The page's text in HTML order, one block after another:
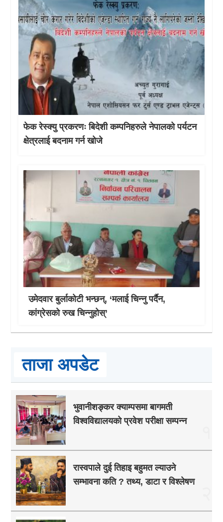
फेक रेस्क्यु प्रकरणः बिदेशी कम्पनिहरुले नेपालको पर्यटन
क्षेत्रलाई बदनाम गर्न खोजे
उमेदवार बुर्लाकोटी भन्छन्, ‘मलाई चिन्नु पर्दैन,
कांग्रेसको रुख चिन्नुहोस्’
ताजा अपडेट
भुवानीशङ्कर क्याम्पसमा बागमती
विश्वविद्यालयको प्रवेश परीक्षा सम्पन्न
रास्वपाले दुई तिहाइ बहुमत ल्याउने
सम्भावना कति ? तथ्य, डाटा र विश्लेषण